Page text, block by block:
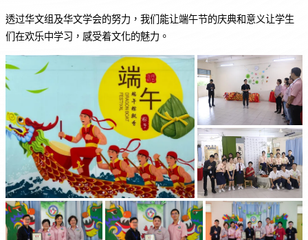
透过华文组及华文学会的努力，我们能让端午节的庆典和意义让学生
们在欢乐中学习，感受着文化的魅力。